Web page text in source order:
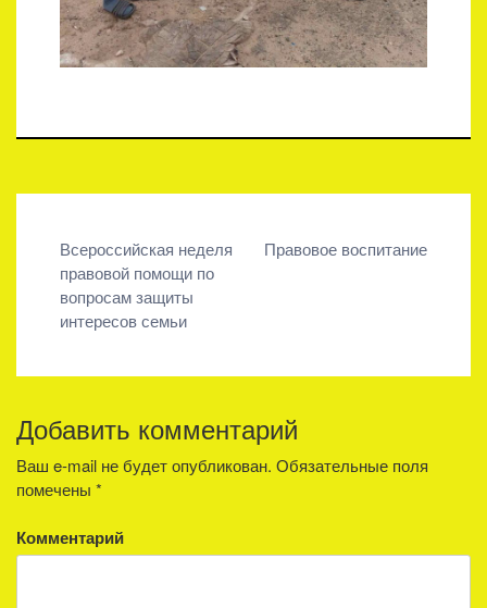
Навигация
по
записям
Всероссийская неделя
правовой помощи по
вопросам защиты
интересов семьи
Правовое воспитание
Добавить комментарий
Ваш e-mail не будет опубликован. Обязательные поля
помечены *
Комментарий